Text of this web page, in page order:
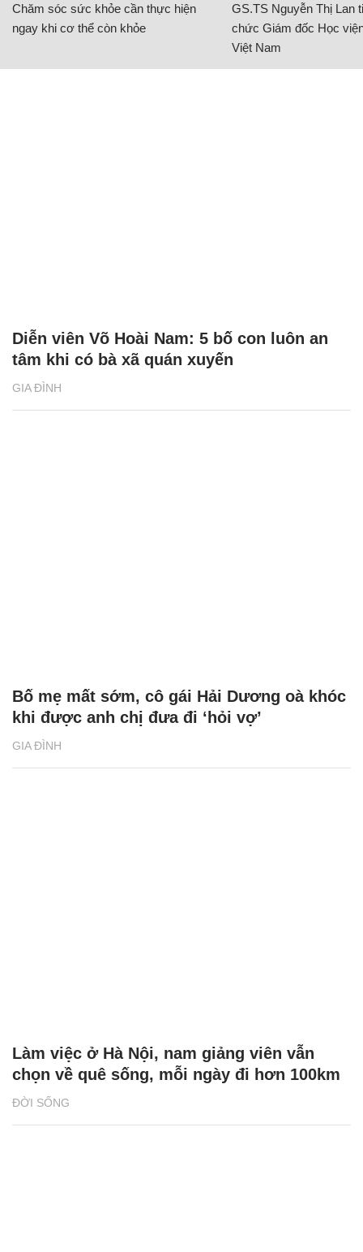
Chăm sóc sức khỏe cần thực hiện
ngay khi cơ thể còn khỏe
GS.TS Nguyễn Thị Lan
chức Giám đốc Học
Việt Nam
GIA ĐÌNH
Diễn viên Võ Hoài Nam: 5 bố con luôn an
tâm khi có bà xã quán xuyến
GIA ĐÌNH
Bố mẹ mất sớm, cô gái Hải Dương oà khóc
khi được anh chị đưa đi ‘hỏi vợ’
ĐỜI SỐNG
Làm việc ở Hà Nội, nam giảng viên vẫn
chọn về quê sống, mỗi ngày đi hơn 100km